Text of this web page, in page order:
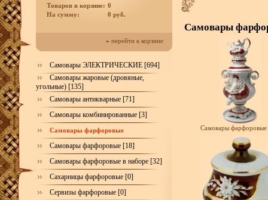
Товаров в корзине: 0
На сумму:
0 руб.
» перейти к корзине
Самовары ЭЛЕКТРИЧЕСКИЕ [694]
Самовары жаровые (дровяные,
угольные) [135]
Самовары антикварные [71]
Самовары комбинированные [3]
Самовары фарфоровые
Самовары фарфоровые [18]
Самовары фарфоровые в наборе [32]
Сахарницы фарфоровые [0]
Сервизы фарфоровые [0]
Самовары
Самовары